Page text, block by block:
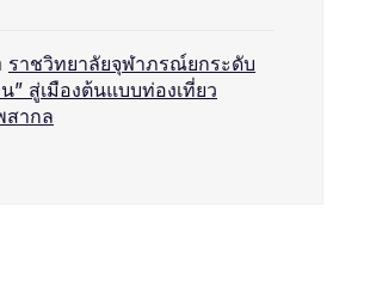
ราชวิทยาลัยจุฬาภรณ์ยกระดับ
” สู่เมืองต้นแบบท่องเที่ยว
สากล